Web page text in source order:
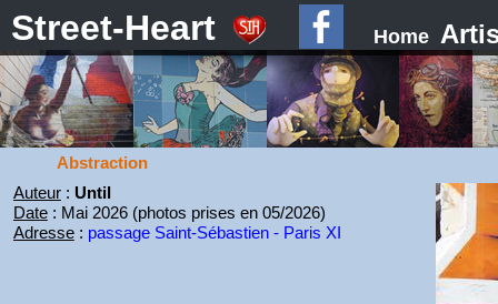
Street-Heart Home
Abstraction
Auteur: Until
Date: Mai 2026 (photos prises en 05/2026)
Adresse: passage Saint-Sébastien - Paris XI